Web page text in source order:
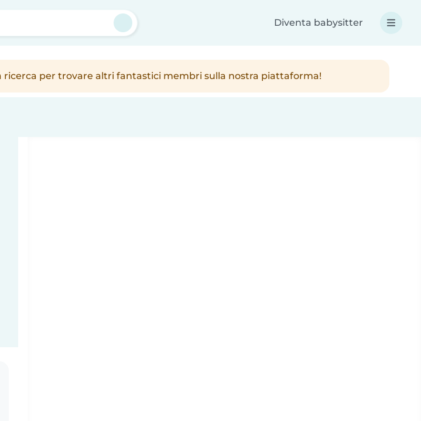
Diventa babysitter
per trovare altri fantastici membri sulla nostra piattaforma!